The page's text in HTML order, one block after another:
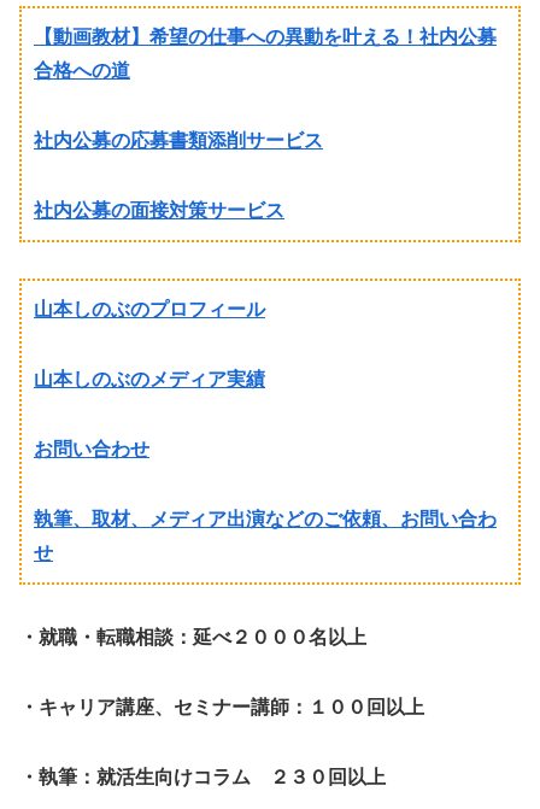
【動画教材】希望の仕事への異動を叶える！社内公募
合格への道
社内公募の応募書類添削サービス
社内公募の面接対策サービス
山本しのぶのプロフィール
山本しのぶのメディア実績
お問い合わせ
執筆、取材、メディア出演などのご依頼、お問い合わ
せ
・就職・転職相談：延べ２０００名以上
・キャリア講座、セミナー講師：１００回以上
・執筆：就活生向けコラム ２３０回以上